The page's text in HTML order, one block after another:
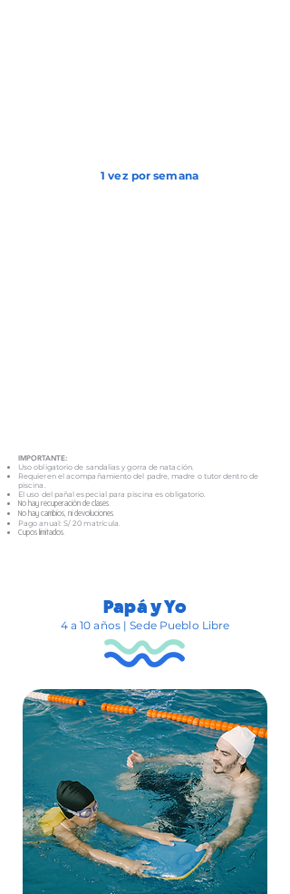
1 vez por semana
IMPORTANTE:
Uso obligatorio de sandalias y gorra de natación.
Requieren el acompañamiento del padre, madre o tutor dentro de
piscina.
El uso del pañal especial para piscina es obligatorio.
No hay recuperación de clases.
No hay cambios, ni devoluciones.
Pago anual: S/ 20 matrícula.
Cupos limitados.
Papá y Yo
4 a 10 años | Sede Pueblo Libre